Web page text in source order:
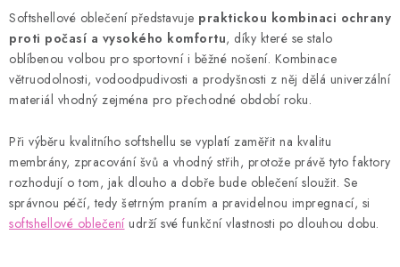
Softshellové oblečení představuje praktickou kombinaci ochrany
proti počasí a vysokého komfortu, díky které se stalo
oblíbenou volbou pro sportovní i běžné nošení. Kombinace
větruodolnosti, vodoodpudivosti a prodyšnosti z něj dělá univerzální
materiál vhodný zejména pro přechodné období roku.
Při výběru kvalitního softshellu se vyplatí zaměřit na kvalitu
membrány, zpracování švů a vhodný střih, protože právě tyto faktory
rozhodují o tom, jak dlouho a dobře bude oblečení sloužit. Se
správnou péčí, tedy šetrným praním a pravidelnou impregnací, si
softshellové oblečeníudrží své funkční vlastnosti po dlouhou dobu.